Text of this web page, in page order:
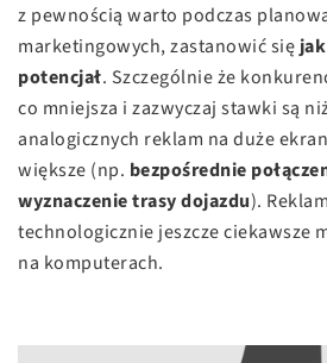
z pewnością warto podczas
marketingowych, zastanowić się
potencjał. Szczególnie że
co mniejsza i zazwyczaj stawki są
analogicznych reklam na duże
większe (np. bezpośrednie
wyznaczenie trasy dojazdu).
technologicznie jeszcze ciekawsze
na komputerach.